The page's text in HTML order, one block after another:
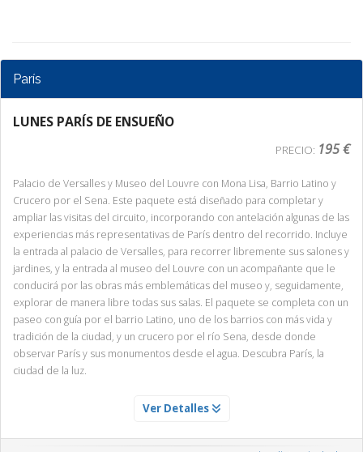
París
LUNES PARÍS DE ENSUEÑO
PRECIO: 195 €
Palacio de Versalles y Museo del Louvre con Mona Lisa, Barrio Latino y
Crucero por el Sena. Este paquete está diseñado para completar y
ampliar las visitas del circuito, incorporando con antelación algunas de las
experiencias más representativas de París dentro del recorrido. Incluye
la entrada al palacio de Versalles, para recorrer libremente sus salones y
jardines, y la entrada al museo del Louvre con un acompañante que le
conducirá por las obras más emblemáticas del museo y, seguidamente,
explorar de manera libre todas sus salas. El paquete se completa con un
paseo con guía por el barrio Latino, uno de los barrios con más vida y
tradición de la ciudad, y un crucero por el río Sena, desde donde
observar París y sus monumentos desde el agua. Descubra París, la
ciudad de la luz.
ENTRADA AL MUSEO DEL LOUVRE CON ACOMPAÑANTE
Accede al museo más famoso del mundo y disfruta de una visita libre al
Ver Detalles